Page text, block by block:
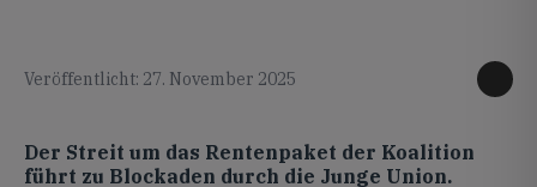
Veröffentlicht: 27. November 2025
Der Streit um das Rentenpaket der Koalition
führt zu Blockaden durch die Junge Union.